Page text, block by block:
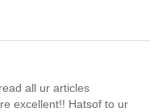
all ur articles
excellent!! Hatsof to ur